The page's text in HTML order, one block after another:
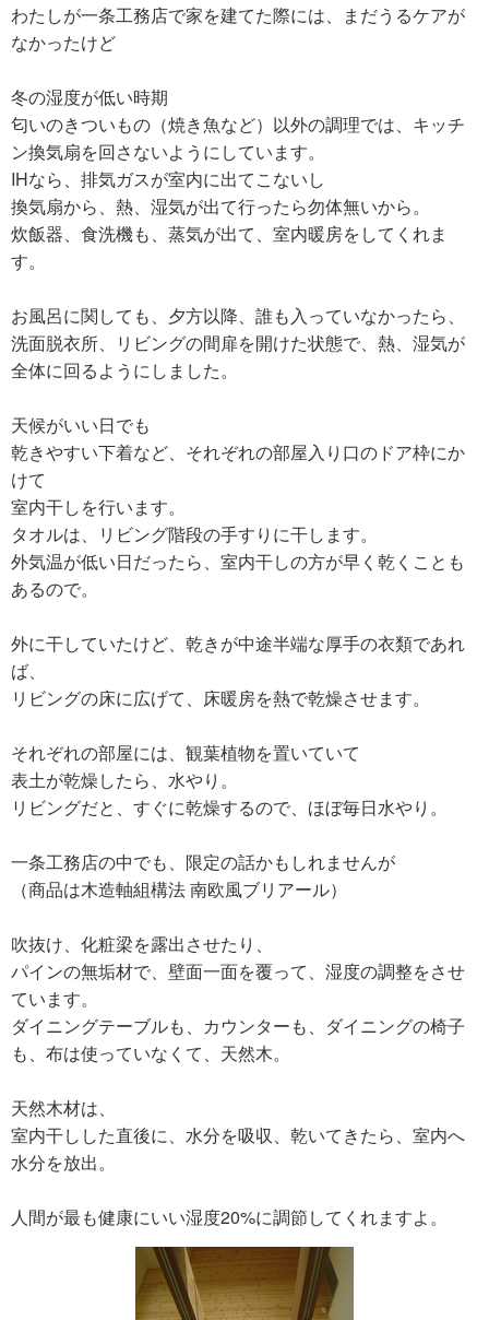
わたしが一条工務店で家を建てた際には、まだうるケアが
なかったけど
冬の湿度が低い時期
匂いのきついもの（焼き魚など）以外の調理では、キッチ
ン換気扇を回さないようにしています。
IHなら、排気ガスが室内に出てこないし
換気扇から、熱、湿気が出て行ったら勿体無いから。
炊飯器、食洗機も、蒸気が出て、室内暖房をしてくれま
す。
お風呂に関しても、夕方以降、誰も入っていなかったら、
洗面脱衣所、リビングの間扉を開けた状態で、熱、湿気が
全体に回るようにしました。
天候がいい日でも
乾きやすい下着など、それぞれの部屋入り口のドア枠にか
けて
室内干しを行います。
タオルは、リビング階段の手すりに干します。
外気温が低い日だったら、室内干しの方が早く乾くことも
あるので。
外に干していたけど、乾きが中途半端な厚手の衣類であれ
ば、
リビングの床に広げて、床暖房を熱で乾燥させます。
それぞれの部屋には、観葉植物を置いていて
表土が乾燥したら、水やり。
リビングだと、すぐに乾燥するので、ほぼ毎日水やり。
一条工務店の中でも、限定の話かもしれませんが
（商品は木造軸組構法 南欧風ブリアール）
吹抜け、化粧梁を露出させたり、
パインの無垢材で、壁面一面を覆って、湿度の調整をさせ
ています。
ダイニングテーブルも、カウンターも、ダイニングの椅子
も、布は使っていなくて、天然木。
天然木材は、
室内干しした直後に、水分を吸収、乾いてきたら、室内へ
水分を放出。
人間が最も健康にいい湿度20%に調節してくれますよ。